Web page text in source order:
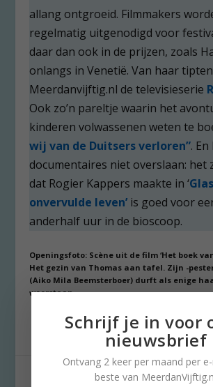
allang ontgroeid. Filmmakers
regelmatig uitgenodigd voor
daar dan ook in de prijzen, zoals
onlangs in Venetië. Van haar
Meerdanvijftig.nl de televisieserie
Ook zo’n pareltje waarin het
kinderen volwassenen weten te
wij van de Duitsers verloren”.
documentaires niet overslaan:
dat Rogier Kappers maakte in ‘
onvervulde leven’ is goed voor
anderhalf uur in de bioscoop.
Openingsfoto: Scène uit de film ‘Het boek
Het gezin van Thomas aan tafel. Zijn -
(Aiko Mila Beemsterboer) durft als enige
weerstaan.
DEEL:
Schrijf je in voor
nieuwsbrief
Ontvang 2 keer per maand per
beste van